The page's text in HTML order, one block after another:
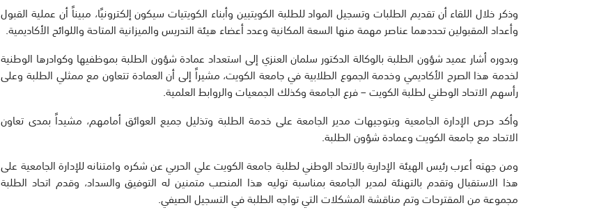
وذكر خلال اللقاء أن تقديم الطلبات وتسجيل المواد للطلبة الكويتيين وأبناء الكويتيات سيكون إلكترونيًا، مبيناً أن عملية القبول
وأعداد المقبولين تحددهما عناصر مهمة منها السعة المكانية وعدد أعضاء هيئة التدريس والميزانية المتاحة واللوائح الأكاديمية.
وبدوره أشار عميد شؤون الطلبة بالوكالة الدكتور سلمان العنزي إلى استعداد عمادة شؤون الطلبة بموظفيها وكوادرها الوطنية
لخدمة هذا الصرح الأكاديمي وخدمة الجموع الطلابية في جامعة الكويت، مشيراً إلى أن العمادة تتعاون مع ممثلي الطلبة وعلى
رأسهم الاتحاد الوطني لطلبة الكويت – فرع الجامعة وكذلك الجمعيات والروابط العلمية.
وأكد حرص الإدارة الجامعية وبتوجيهات مدير الجامعة على خدمة الطلبة وتذليل جميع العوائق أمامهم، مشيداً بمدى تعاون
الاتحاد مع جامعة الكويت وعمادة شؤون الطلبة.
ومن جهته أعرب رئيس الهيئة الإدارية بالاتحاد الوطني لطلبة جامعة الكويت علي الحربي عن شكره وامتنانه للإدارة الجامعية على
هذا الاستقبال وتقدم بالتهنئة لمدير الجامعة بمناسبة توليه هذا المنصب متمنين له التوفيق والسداد، وقدم اتحاد الطلبة
مجموعة من المقترحات وتم مناقشة المشكلات التي تواجه الطلبة في التسجيل الصيفي.